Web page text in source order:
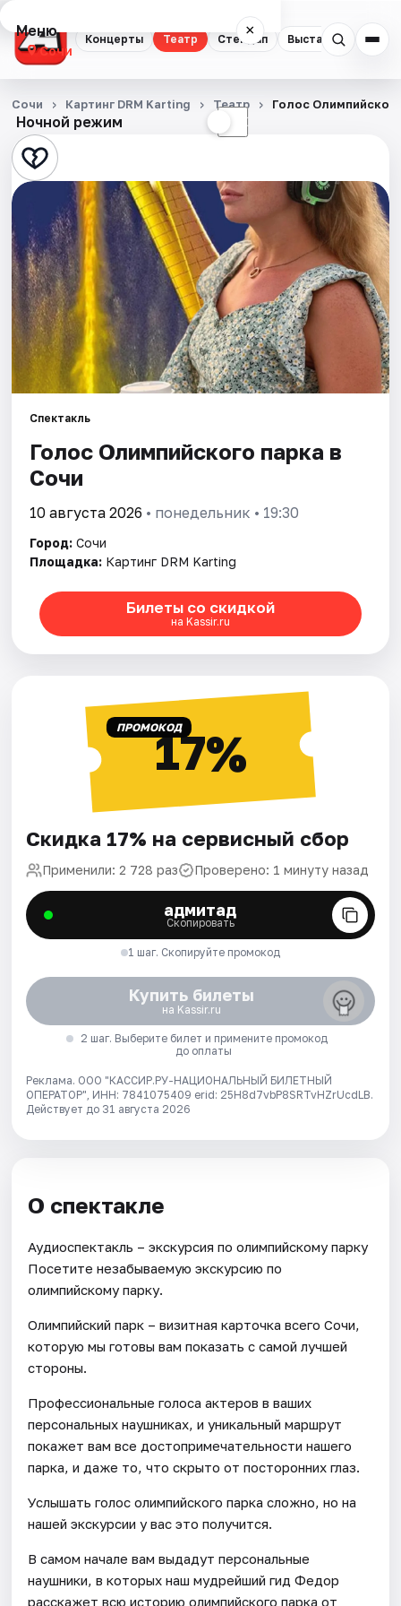
Концерты Театр Стендап Выставки
Меню ×
Сочи
Концерты
Театр
Стендап
Выставки
Квесты
Экскурсии
Спорт
События
Города
Площадки
Рейтинги
Ночной режим ☾
Сочи Картинг DRM Karting Театр Голос
Спектакль
Голос Олимпийского парка в
Сочи
10 августа 2026 • понедельник • 19:30
Город: Сочи
Площадка: Картинг DRM Karting
Билеты со скидкой
на Kassir.ru
ПРОМОКОД17%
Скидка 17% на сервисный сбор
Применили: 2 728 раз Проверено: 1 минуту назад
адмитад
Скопировать
1 шаг. Скопируйте промокод
Купить билеты
на Kassir.ru
2 шаг. Выберите билет и примените промокод
до оплаты
Реклама. ООО "КАССИР.РУ-НАЦИОНАЛЬНЫЙ БИЛЕТНЫЙ
ОПЕРАТОР", ИНН: 7841075409 erid: 25H8d7vbP8SRTvHZrUcdLB.
Действует до 31 августа 2026
О спектакле
Аудиоспектакль – экскурсия по олимпийскому парку
Посетите незабываемую экскурсию по
олимпийскому парку.
Олимпийский парк – визитная карточка всего Сочи,
которую мы готовы вам показать с самой лучшей
стороны.
Профессиональные голоса актеров в ваших
персональных наушниках, и уникальный маршрут
покажет вам все достопримечательности нашего
парка, и даже то, что скрыто от посторонних глаз.
Услышать голос олимпийского парка сложно, но на
нашей экскурсии у вас это получится.
В самом начале вам выдадут персональные
наушники, в которых наш мудрейший гид Федор
расскажет всю историю олимпийского парка от